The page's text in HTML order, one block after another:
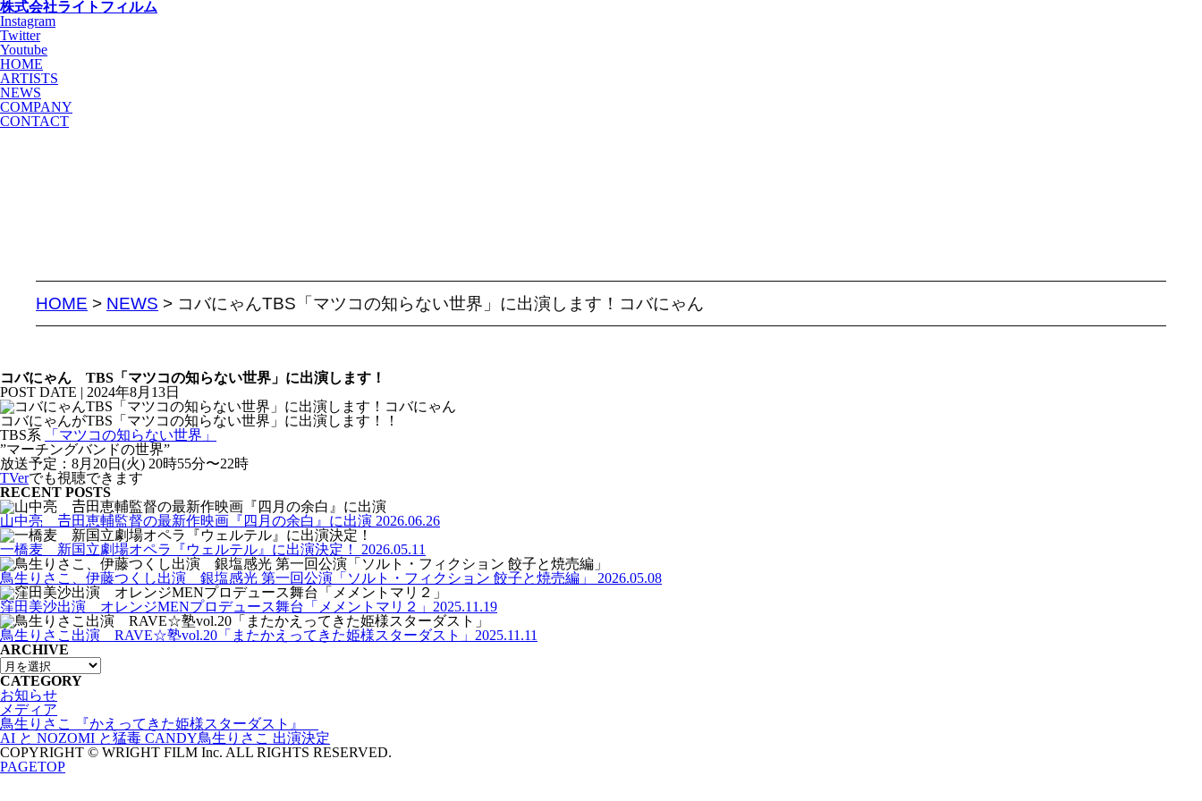
株式会社ライトフィルム
Instagram
Twitter
Youtube
HOME
ARTISTS
NEWS
COMPANY
CONTACT
HOME > NEWS > コバにゃんTBS「マツコの知らない世界」に出演します！コバにゃん
コバにゃん TBS「マツコの知らない世界」に出演します！
POST DATE | 2024年8月13日
コバにゃんがTBS「マツコの知らない世界」に出演します！！
TBS系
「マツコの知らない世界」
”マーチングバンドの世界”
放送予定：8月20日(火) 20時55分〜22時
TVerでも視聴できます
RECENT POSTS
山中亮 𠮷田恵輔監督の最新作映画『四月の余白』に出演 2026.06.26
一橋麦 新国立劇場オペラ『ウェルテル』に出演決定！ 2026.05.11
鳥生りさこ、伊藤つくし出演 銀塩感光 第一回公演「ソルト・フィクション 餃子と焼売編」 2026.05.08
窪田美沙出演 オレンジMENプロデュース舞台「メメントマリ２」 2025.11.19
鳥生りさこ出演 RAVE☆塾vol.20「またかえってきた姫様スターダスト」 2025.11.11
ARCHIVE
CATEGORY
お知らせ
メディア
鳥生りさこ 『かえってきた姫様スターダスト』
AI と NOZOMI と猛毒 CANDY鳥生りさこ 出演決定
COPYRIGHT © WRIGHT FILM Inc. ALL RIGHTS RESERVED.
PAGETOP